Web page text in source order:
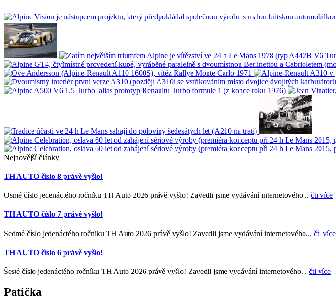
Nejnovější články
TH AUTO číslo 8 právě vyšlo!
Osmé číslo jedenáctého ročníku TH Auto 2026 právě vyšlo! Zavedli jsme vydávání internetového... čti více
TH AUTO číslo 7 právě vyšlo!
Sedmé číslo jedenáctého ročníku TH Auto 2026 právě vyšlo! Zavedli jsme vydávání internetového... čti více
TH AUTO číslo 6 právě vyšlo!
Šesté číslo jedenáctého ročníku TH Auto 2026 právě vyšlo! Zavedli jsme vydávání internetového... čti více
Patička